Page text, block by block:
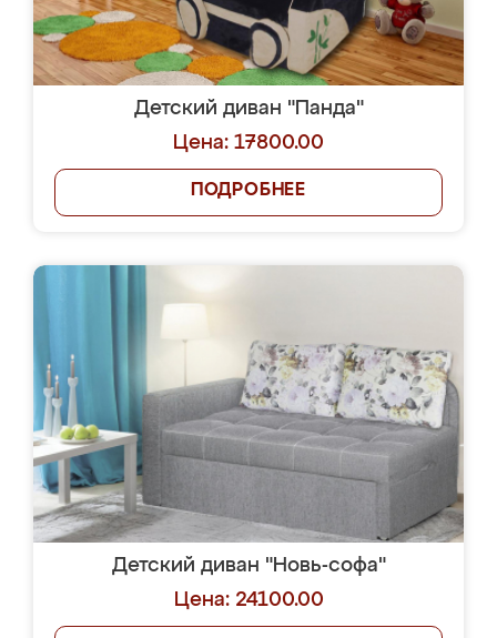
Детский диван "Панда"
Цена: 17800.00
ПОДРОБНЕЕ
Детский диван "Новь-софа"
Цена: 24100.00